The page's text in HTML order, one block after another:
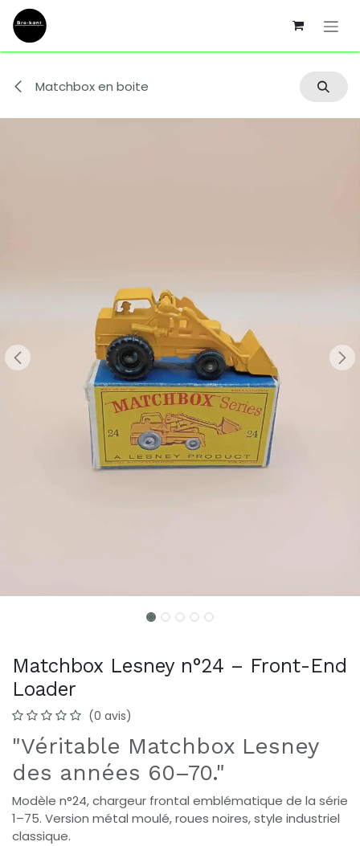
Se rendre au contenu
Matchbox en boite
Matchbox Lesney n°24 – Front-End
Loader
(0 avis)
"Véritable Matchbox Lesney
des années 60–70."
Modèle n°24, chargeur frontal emblématique de la série
1–75. Version métal moulé, roues noires, style industriel
classique.